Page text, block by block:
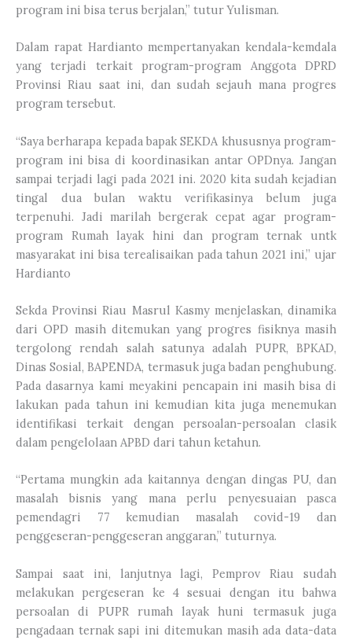
program ini bisa terus berjalan,” tutur Yulisman.
Dalam rapat Hardianto mempertanyakan kendala-kemdala
yang terjadi terkait program-program Anggota DPRD
Provinsi Riau saat ini, dan sudah sejauh mana progres
program tersebut.
“Saya berharapa kepada bapak SEKDA khususnya program-
program ini bisa di koordinasikan antar OPDnya. Jangan
sampai terjadi lagi pada 2021 ini. 2020 kita sudah kejadian
tingal dua bulan waktu verifikasinya belum juga
terpenuhi. Jadi marilah bergerak cepat agar program-
program Rumah layak hini dan program ternak untk
masyarakat ini bisa terealisaikan pada tahun 2021 ini,” ujar
Hardianto
Sekda Provinsi Riau Masrul Kasmy menjelaskan, dinamika
dari OPD masih ditemukan yang progres fisiknya masih
tergolong rendah salah satunya adalah PUPR, BPKAD,
Dinas Sosial, BAPENDA, termasuk juga badan penghubung.
Pada dasarnya kami meyakini pencapain ini masih bisa di
lakukan pada tahun ini kemudian kita juga menemukan
identifikasi terkait dengan persoalan-persoalan clasik
dalam pengelolaan APBD dari tahun ketahun.
“Pertama mungkin ada kaitannya dengan dingas PU, dan
masalah bisnis yang mana perlu penyesuaian pasca
pemendagri 77 kemudian masalah covid-19 dan
penggeseran-penggeseran anggaran,” tuturnya.
Sampai saat ini, lanjutnya lagi, Pemprov Riau sudah
melakukan pergeseran ke 4 sesuai dengan itu bahwa
persoalan di PUPR rumah layak huni termasuk juga
pengadaan ternak sapi ini ditemukan masih ada data-data